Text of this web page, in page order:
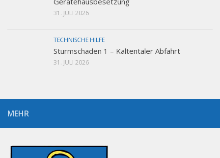
31. JULI 2026
TECHNISCHE HILFE
Sturmschaden 1 – Kaltentaler Abfahrt
31. JULI 2026
MEHR